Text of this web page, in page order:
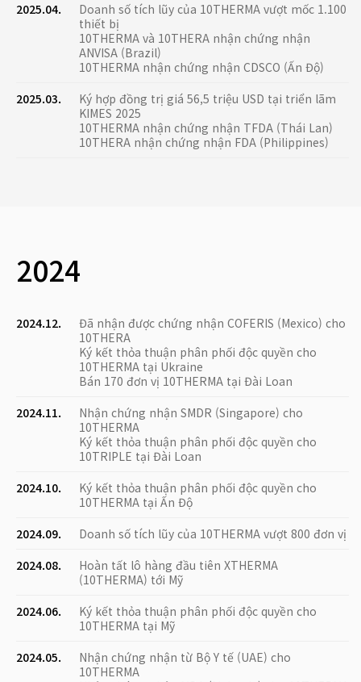
2025.04.
Doanh số tích lũy của 10THERMA vượt mốc 1.100
thiết bị
10THERMA và 10THERA nhận chứng nhận
ANVISA (Brazil)
10THERMA nhận chứng nhận CDSCO (Ấn Độ)
2025.03.
Ký hợp đồng trị giá 56,5 triệu USD tại triển lãm
KIMES 2025
10THERMA nhận chứng nhận TFDA (Thái Lan)
10THERA nhận chứng nhận FDA (Philippines)
2024
2024.12.
Đã nhận được chứng nhận COFERIS (Mexico) cho
10THERA
Ký kết thỏa thuận phân phối độc quyền cho
10THERMA tại Ukraine
Bán 170 đơn vị 10THERMA tại Đài Loan
2024.11.
Nhận chứng nhận SMDR (Singapore) cho
10THERMA
Ký kết thỏa thuận phân phối độc quyền cho
10TRIPLE tại Đài Loan
2024.10.
Ký kết thỏa thuận phân phối độc quyền cho
10THERMA tại Ấn Độ
2024.09.
Doanh số tích lũy của 10THERMA vượt 800 đơn vị
2024.08.
Hoàn tất lô hàng đầu tiên XTHERMA
(10THERMA) tới Mỹ
2024.06.
Ký kết thỏa thuận phân phối độc quyền cho
10THERMA tại Mỹ
2024.05.
Nhận chứng nhận từ Bộ Y tế (UAE) cho
10THERMA